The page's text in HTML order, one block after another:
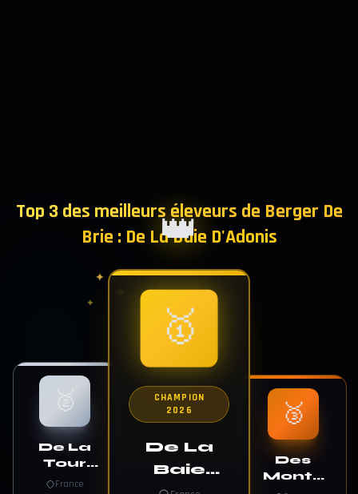
Top 3 des meilleurs éleveurs de Berger De
Brie : De La Baie D'Adonis
👑
✦
✦
✦ ✦
🥇
CHAMPION
2026
De La
Baie
🥈
De La
Tour
Saint
France
🥉
Des
Monts